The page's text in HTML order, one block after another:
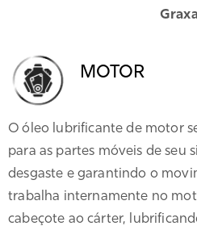
MOTOR
O óleo lubrificante de motor
para as partes móveis de seu
desgaste e garantindo o
trabalha internamente no
cabeçote ao cárter,